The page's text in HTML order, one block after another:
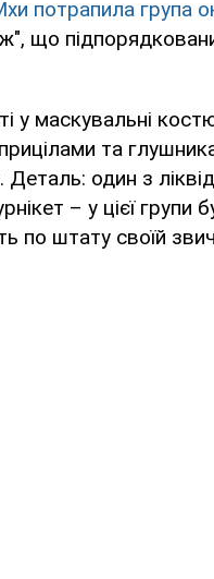
потрапила група
що
у маскувальні
та
один з
– у цієї групи
по штату своїй